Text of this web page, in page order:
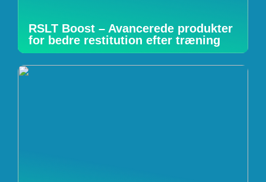
RSLT Boost – Avancerede produkter
for bedre restitution efter træning